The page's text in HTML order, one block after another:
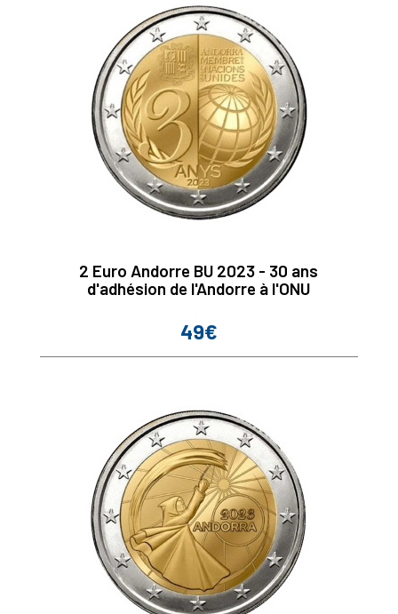
2 Euro Andorre BU 2023 - 30 ans
d'adhésion de l'Andorre à l'ONU
Prix
49€